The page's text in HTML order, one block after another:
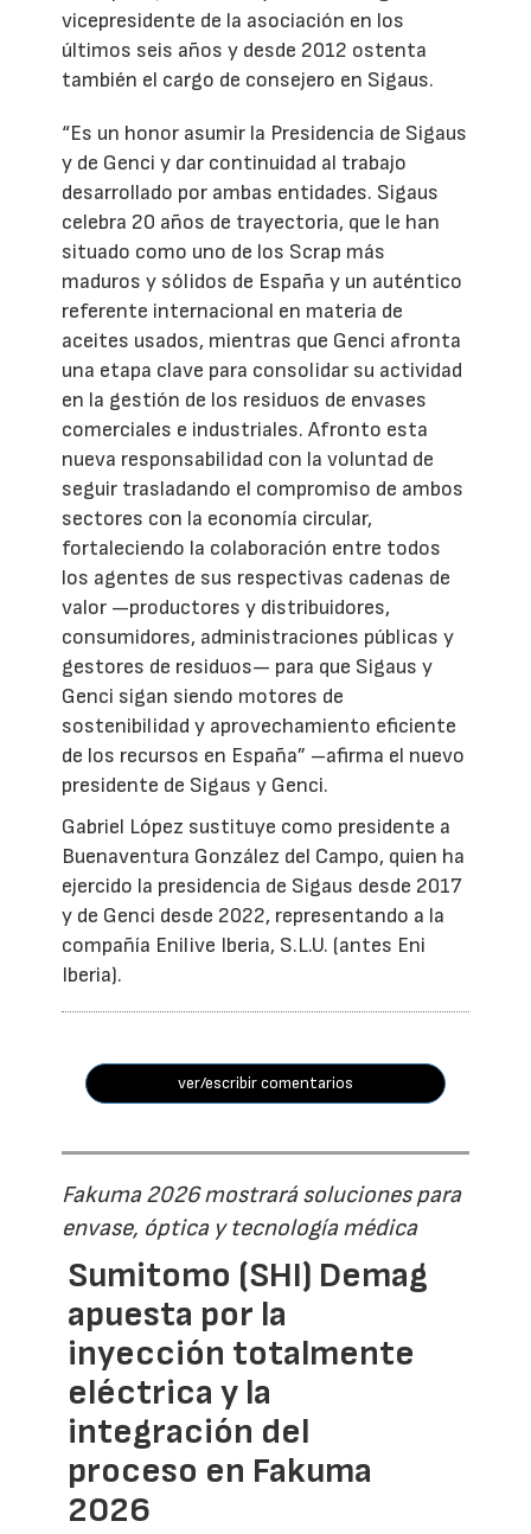
vicepresidente de la asociación en los
últimos seis años y desde 2012 ostenta
también el cargo de consejero en Sigaus.
“Es un honor asumir la Presidencia de Sigaus
y de Genci y dar continuidad al trabajo
desarrollado por ambas entidades. Sigaus
celebra 20 años de trayectoria, que le han
situado como uno de los Scrap más
maduros y sólidos de España y un auténtico
referente internacional en materia de
aceites usados, mientras que Genci afronta
una etapa clave para consolidar su actividad
en la gestión de los residuos de envases
comerciales e industriales. Afronto esta
nueva responsabilidad con la voluntad de
seguir trasladando el compromiso de ambos
sectores con la economía circular,
fortaleciendo la colaboración entre todos
los agentes de sus respectivas cadenas de
valor —productores y distribuidores,
consumidores, administraciones públicas y
gestores de residuos— para que Sigaus y
Genci sigan siendo motores de
sostenibilidad y aprovechamiento eficiente
de los recursos en España” –afirma el nuevo
presidente de Sigaus y Genci.
Gabriel López sustituye como presidente a
Buenaventura González del Campo, quien ha
ejercido la presidencia de Sigaus desde 2017
y de Genci desde 2022, representando a la
compañía Enilive Iberia, S.L.U. (antes Eni
Iberia).
ver/escribir comentarios
Fakuma 2026 mostrará soluciones para
envase, óptica y tecnología médica
Sumitomo (SHI) Demag
apuesta por la
inyección totalmente
eléctrica y la
integración del
proceso en Fakuma
2026